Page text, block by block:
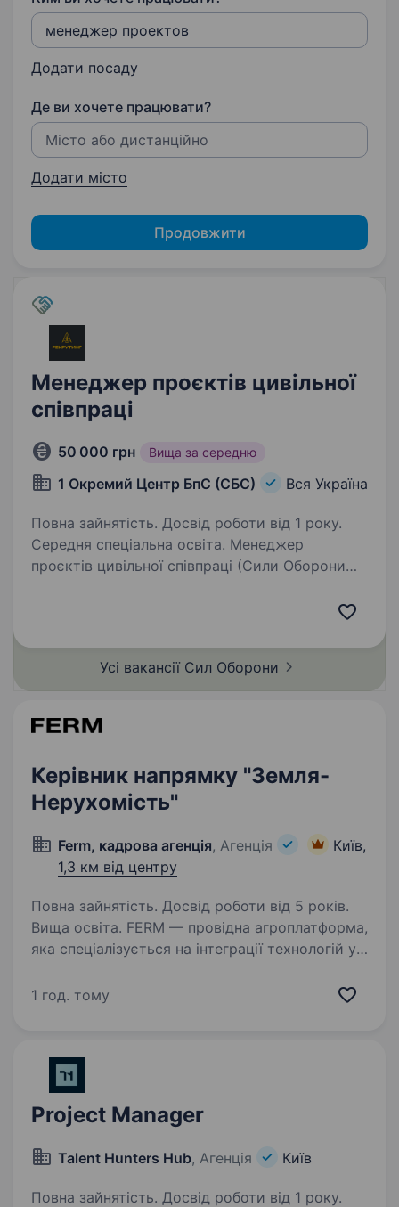
Додати посаду
Де ви хочете працювати?
Додати місто
Продовжити
Менеджер проєктів цивільної
співпраці
50 000 грн Вища за середню
1 Окремий Центр БпС (СБС) Вся Україна
Повна зайнятість. Досвід роботи від 1 року.
Середня спеціальна освіта. Менеджер
проєктів цивільної співпраці (Сили Оборони
в новітньому роді військ — Силах Безпілотних
БпС — це перший у світі підрозділ
«технологічного…
Усі вакансії Сил Оборони
Керівник напрямку "Земля-
Нерухомість"
Ferm, кадрова агенція, Агенція
Київ,
1,3 км від центру
Повна зайнятість. Досвід роботи від 5 років.
Вища освіта. FERM — провідна агроплатформа,
яка спеціалізується на інтеграції технологій у
ефективності та стійкості агробізнесу.
1 год. тому
Project Manager
Talent Hunters Hub, Агенція Київ
Повна зайнятість. Досвід роботи від 1 року.